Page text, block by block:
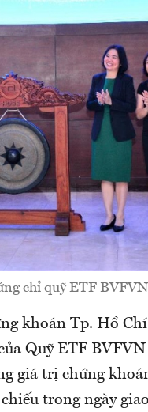
chỉ quỹ ETF
khoán Tp. Hồ
Quỹ ETF
giá trị chứng
trong ngày